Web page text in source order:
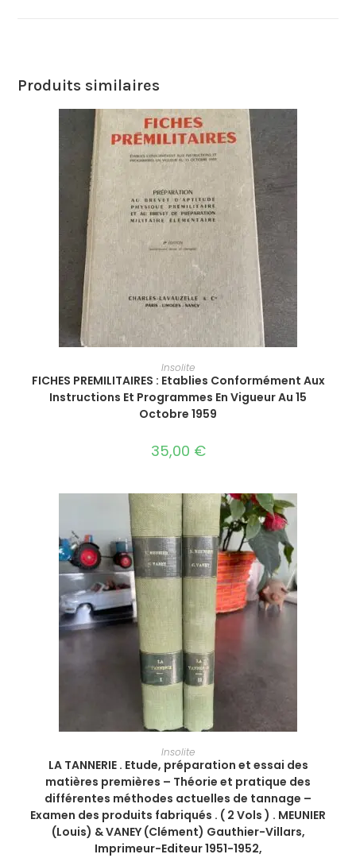
Produits similaires
AJOUTER AU PANIER
Insolite
FICHES PREMILITAIRES : Etablies Conformément Aux
Instructions Et Programmes En Vigueur Au 15
Octobre 1959
35,00 €
AJOUTER AU PANIER
Insolite
LA TANNERIE . Etude, préparation et essai des
matières premières – Théorie et pratique des
différentes méthodes actuelles de tannage –
Examen des produits fabriqués . ( 2 Vols ) . MEUNIER
(Louis) & VANEY (Clément) Gauthier-Villars,
Imprimeur-Editeur 1951-1952,